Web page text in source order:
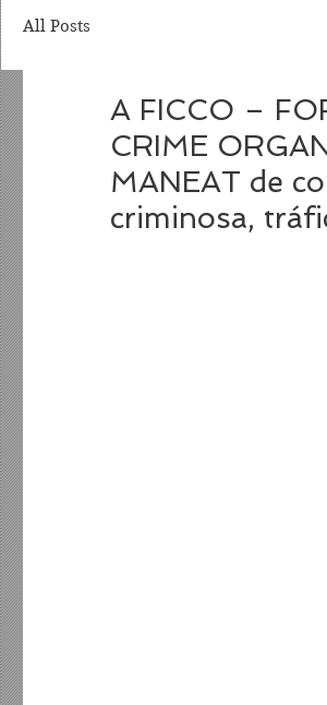
All Posts
A FICCO –
CRIME
MANEAT de
criminosa,